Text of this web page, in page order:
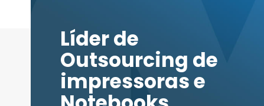
qualidade visual desses elementos, muitas
Líder de
Outsourcing de
impressoras e